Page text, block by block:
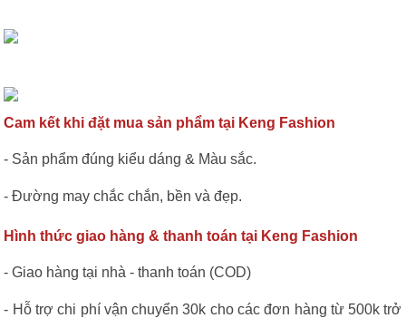
Cam kết khi đặt mua sản phẩm tại Keng Fashion
- Sản phẩm đúng kiểu dáng & Màu sắc.
- Đường may chắc chắn, bền và đẹp.
Hình thức giao hàng & thanh toán tại Keng Fashion
- Giao hàng tại nhà - thanh toán (COD)
- Hỗ trợ chi phí vận chuyển 30k cho các đơn hàng từ 500k trở